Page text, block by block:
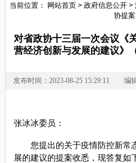
当前位置： 网站首页> 政府信息公开>
协提案
对省政协十三届一次会议《
营经济创新与发展的建议》
发布时间：2023-08-25 15:29:11 编
张冰冰委员：
您提出的关于疫情防控新常
展的建议的提案收悉，现答复如